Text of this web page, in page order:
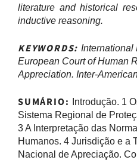
literature and historical
inductive reasoning.
KEYWORDS: International
European Court of Human
Appreciation. Inter-
SUMÁRIO:
Introdução. 1
Sistema Regional de
3 A Interpretação das
Humanos. 4 Jurisdição e a
Nacional de Apreciação.